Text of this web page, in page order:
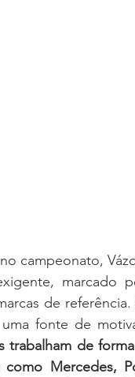
campeonato,
marcado
de
fonte de
trabalham de
como Mercedes,